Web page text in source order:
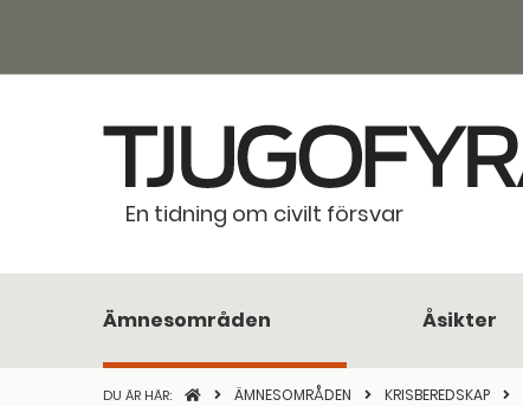
En tidning om civilt försvar
Ämnesområden Åsikter
DU ÄR HÄR: STARTSIDANÄMNESOMRÅDEN KRISBEREDSKAP